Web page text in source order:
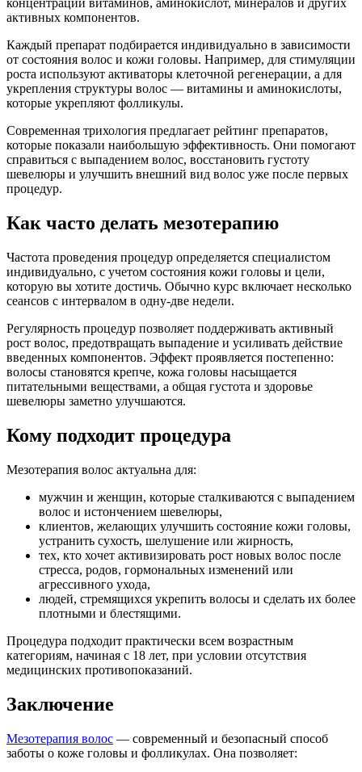
концентрации витаминов, аминокислот, минералов и других
активных компонентов.
Каждый препарат подбирается индивидуально в зависимости
от состояния волос и кожи головы. Например, для стимуляции
роста используют активаторы клеточной регенерации, а для
укрепления структуры волос — витамины и аминокислоты,
которые укрепляют фолликулы.
Современная трихология предлагает рейтинг препаратов,
которые показали наибольшую эффективность. Они помогают
справиться с выпадением волос, восстановить густоту
шевелюры и улучшить внешний вид волос уже после первых
процедур.
Как часто делать мезотерапию
Частота проведения процедур определяется специалистом
индивидуально, с учетом состояния кожи головы и цели,
которую вы хотите достичь. Обычно курс включает несколько
сеансов с интервалом в одну-две недели.
Регулярность процедур позволяет поддерживать активный
рост волос, предотвращать выпадение и усиливать действие
введенных компонентов. Эффект проявляется постепенно:
волосы становятся крепче, кожа головы насыщается
питательными веществами, а общая густота и здоровье
шевелюры заметно улучшаются.
Кому подходит процедура
Мезотерапия волос актуальна для:
мужчин и женщин, которые сталкиваются с выпадением
волос и истончением шевелюры,
клиентов, желающих улучшить состояние кожи головы,
устранить сухость, шелушение или жирность,
тех, кто хочет активизировать рост новых волос после
стресса, родов, гормональных изменений или
агрессивного ухода,
людей, стремящихся укрепить волосы и сделать их более
плотными и блестящими.
Процедура подходит практически всем возрастным
категориям, начиная с 18 лет, при условии отсутствия
медицинских противопоказаний.
Заключение
Мезотерапия волос — современный и безопасный способ
заботы о коже головы и фолликулах. Она позволяет: